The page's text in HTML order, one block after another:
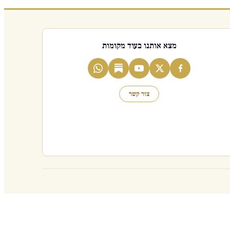
מצא אותנו בעוד מקומות
צור קשר